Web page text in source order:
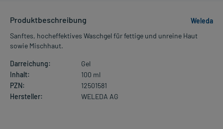
Produktbeschreibung
Weleda
Sanftes, hocheffektives Waschgel für fettige und unreine Haut
sowie Mischhaut.
Darreichung:
Gel
Inhalt:
100 ml
PZN:
12501581
Hersteller:
WELEDA AG